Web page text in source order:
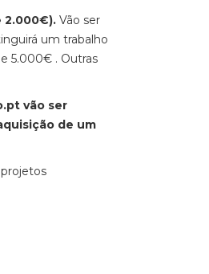
2.000€). Vão ser
um trabalho
5.000€ . Outras
vão ser
de um